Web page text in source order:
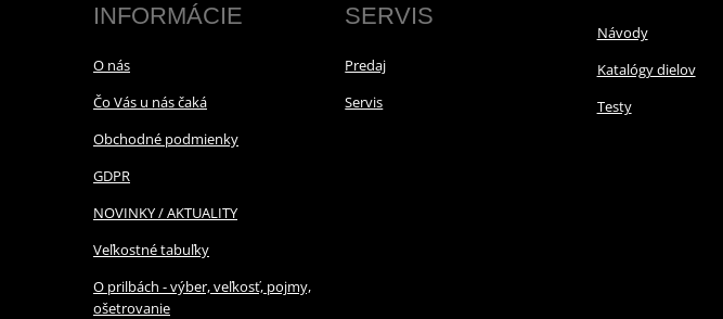
INFORMÁCIE
O nás
Čo Vás u nás čaká
Obchodné podmienky
GDPR
NOVINKY / AKTUALITY
Veľkostné tabuľky
O prilbách - výber, veľkosť, pojmy,
ošetrovanie
SERVIS
Predaj
Servis
Návody
Katalógy dielov
Testy